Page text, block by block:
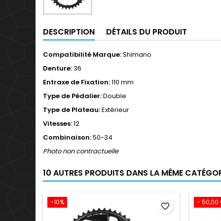
DESCRIPTION DÉTAILS DU PRODUIT
Compatibilité Marque:Shimano
Denture:36
Entraxe de Fixation:110 mm
Type de Pédalier:Double
Type de Plateau:Extérieur
Vitesses:12
Combinaison:50-34
Photo non contractuelle
10 AUTRES PRODUITS DANS LA MÊME
-10% favorite_border - 50,00